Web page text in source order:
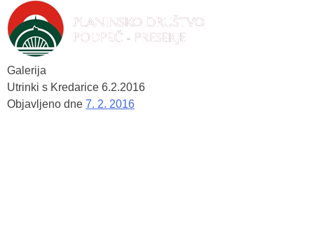
Galerija
Utrinki s Kredarice 6.2.2016
Objavljeno dne 7. 2. 2016